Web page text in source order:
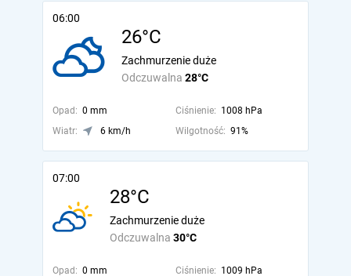
06:00
26°C
Odczuwalna 28°C
Zachmurzenie duże
Opad: 0 mm Ciśnienie: 1008 hPa
Wiatr:
6 km/h Wilgotność: 91%
07:00
28°C
Odczuwalna 30°C
Zachmurzenie duże
Opad: 0 mm Ciśnienie: 1009 hPa